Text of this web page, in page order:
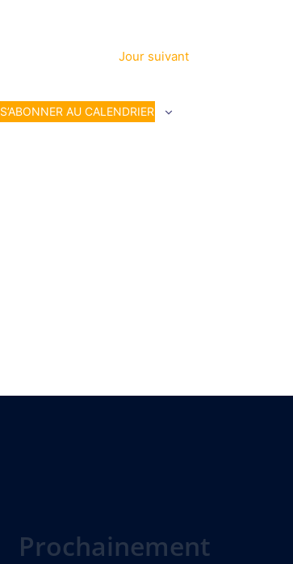
Jour suivant
S’ABONNER AU CALENDRIER
Prochainement